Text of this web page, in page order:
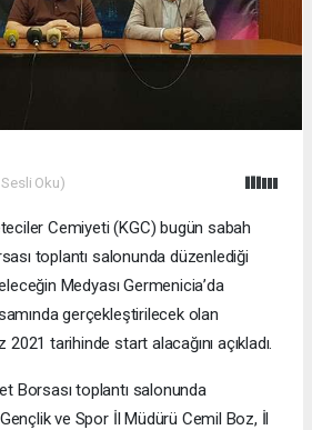
Oku)
Cemiyeti (KGC) bugün sabah
toplantı salonunda düzenlediği
Medyası Germenicia’da
gerçekleştirilecek olan
2021 tarihinde start alacağını açıkladı.
Borsası toplantı salonunda
ve Spor İl Müdürü Cemil Boz, İl